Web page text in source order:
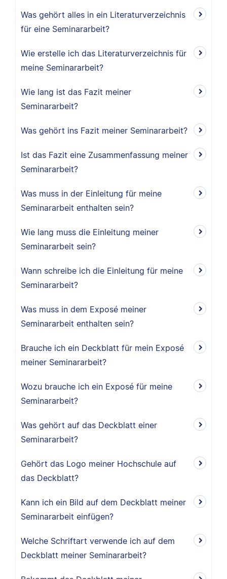
Was gehört alles in ein Literaturverzeichnis
für eine Seminararbeit?
Wie erstelle ich das Literaturverzeichnis für
meine Seminararbeit?
Wie lang ist das Fazit meiner
Seminararbeit?
Was gehört ins Fazit meiner Seminararbeit?
Ist das Fazit eine Zusammenfassung meiner
Seminararbeit?
Was muss in der Einleitung für meine
Seminararbeit enthalten sein?
Wie lang muss die Einleitung meiner
Seminararbeit sein?
Wann schreibe ich die Einleitung für meine
Seminararbeit?
Was muss in dem Exposé meiner
Seminararbeit enthalten sein?
Brauche ich ein Deckblatt für mein Exposé
meiner Seminararbeit?
Wozu brauche ich ein Exposé für meine
Seminararbeit?
Was gehört auf das Deckblatt einer
Seminararbeit?
Gehört das Logo meiner Hochschule auf
das Deckblatt?
Kann ich ein Bild auf dem Deckblatt meiner
Seminararbeit einfügen?
Welche Schriftart verwende ich auf dem
Deckblatt meiner Seminararbeit?